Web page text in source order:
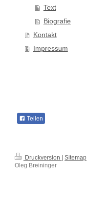
Text
Biografie
Kontakt
Impressum
Teilen
Druckversion | Sitemap
Oleg Breininger